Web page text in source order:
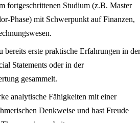
fortgeschrittenen Studium (z.B. Master
Phase) mit Schwerpunkt auf Finanzen,
bereits erste praktische Erfahrungen in der
Statements oder in der
gesammelt.
analytische Fähigkeiten mit einer
Denkweise und hast Freude